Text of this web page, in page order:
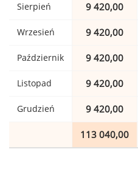
Sierpień 9 420,00
Wrzesień 9 420,00
Październik 9 420,00
Listopad 9 420,00
Grudzień 9 420,00
113 040,00